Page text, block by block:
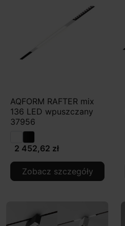
AQFORM RAFTER mix
136 LED wpuszczany
37956
2 452,62 zł
Zobacz szczegóły